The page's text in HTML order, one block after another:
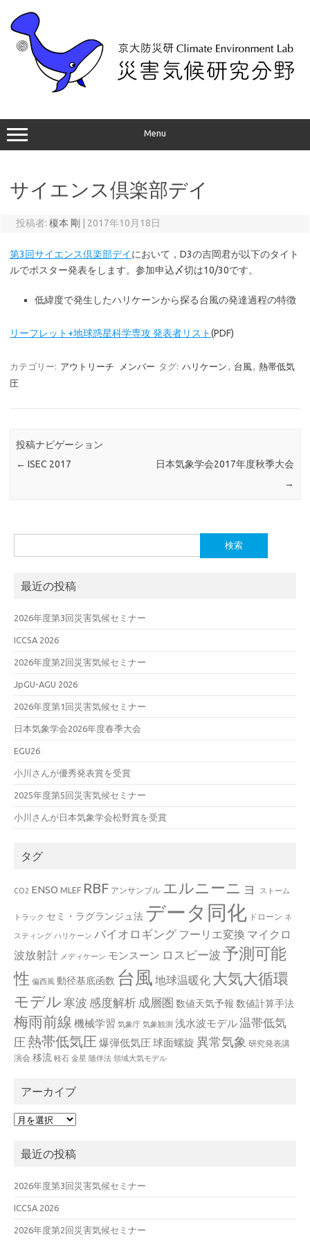
Menu
サイエンス倶楽部デイ
投稿者: 榎本 剛 2017年10月18日
第3回サイエンス倶楽部デイにおいて，D3の吉岡君が以下のタイト
ルでポスター発表をします。参加申込〆切は10/30です。
低緯度で発生したハリケーンから探る台風の発達過程の特徴
リーフレット+地球惑星科学専攻 発表者リスト(PDF)
カテゴリー: アウトリーチ メンバー タグ: ハリケーン 台風
熱帯低気
圧
投稿ナビゲーション
← ISEC 2017
日本気象学会2017年度秋季大会
→
索:
最近の投稿
2026年度第3回災害気候セミナー
ICCSA 2026
2026年度第2回災害気候セミナー
JpGU-AGU 2026
2026年度第1回災害気候セミナー
日本気象学会2026年度春季大会
EGU26
小川さんが優秀発表賞を受賞
2025年度第5回災害気候セミナー
小川さんが日本気象学会松野賞を受賞
タグ
CO2 ENSO MLEF RBF アンサンブル エルニーニョ ストーム
トラック セミ・ラグランジュ法 データ同化 ドローン ネ
スティング ハリケーン バイオロギング フーリエ変換 マイクロ
波放射計 メディケーン モンスーン ロスビー波 予測可能
性 偏西風 動径基底函数 台風 地球温暖化 大気大循環
モデル 寒波 感度解析 成層圏 数値天気予報 数値計算手法
梅雨前線 機械学習 気象庁 気象観測 浅水波モデル温帯低気
圧 熱帯低気圧爆弾低気圧球面螺旋 異常気象 研究発表講
演会 移流 軽石 金星 随伴法 領域大気モデル
アーカイブ
ア
イ最近の投稿
2026年度第3回災害気候セミナー
ICCSA 2026
2026年度第2回災害気候セミナー